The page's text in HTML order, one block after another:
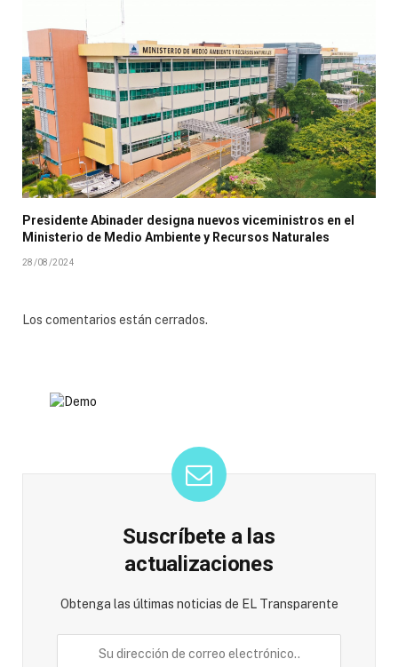
Presidente Abinader designa nuevos viceministros en el
Ministerio de Medio Ambiente y Recursos Naturales
28/08/2024
Los comentarios están cerrados.
Suscríbete a las
actualizaciones
Obtenga las últimas noticias de EL Transparente